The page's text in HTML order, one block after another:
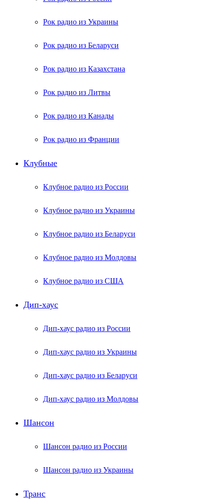
Рок радио из Украины
Рок радио из Беларуси
Рок радио из Казахстана
Рок радио из Литвы
Рок радио из Канады
Рок радио из Франции
Клубные
Клубное радио из России
Клубное радио из Украины
Клубное радио из Беларуси
Клубное радио из Молдовы
Клубное радио из США
Дип-хаус
Дип-хаус радио из России
Дип-хаус радио из Украины
Дип-хаус радио из Беларуси
Дип-хаус радио из Молдовы
Шансон
Шансон радио из России
Шансон радио из Украины
Транс